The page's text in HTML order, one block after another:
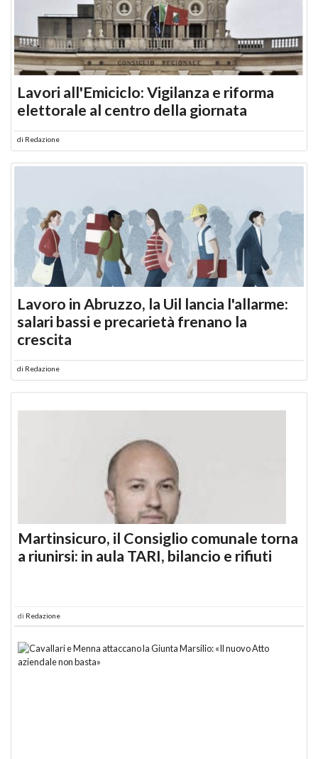
Lavori all'Emiciclo: Vigilanza e riforma
elettorale al centro della giornata
di Redazione
Lavoro in Abruzzo, la Uil lancia l'allarme:
salari bassi e precarietà frenano la
crescita
di Redazione
Martinsicuro, il Consiglio comunale torna
a riunirsi: in aula TARI, bilancio e rifiuti
di Redazione